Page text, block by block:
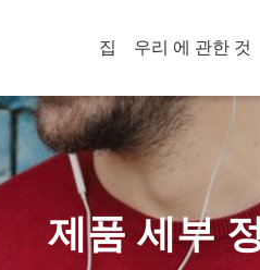
집 우리 에 관한 것
제품 세부